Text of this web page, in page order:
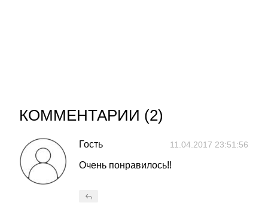
КОММЕНТАРИИ (2)
Гость 11.04.2017 23:51:56
Очень понравилось!!